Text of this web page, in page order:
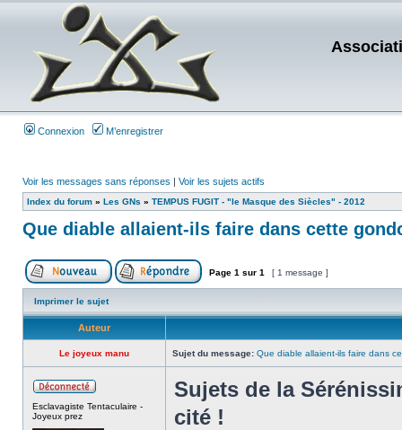
Connexion M’enregistrer
Voir les messages sans réponses | Voir les sujets actifs
Index du forum » Les GNs » TEMPUS FUGIT - "le Masque des Siècles" - 2012
Que diable allaient-ils faire dans cette
Page 1 sur 1 [ 1 message ]
Imprimer le sujet
Auteur
Le joyeux manu Sujet du message: Que diable allaient-ils faire dans
Esclavagiste Tentaculaire -
Joyeux prez
Sujets de la
cité !